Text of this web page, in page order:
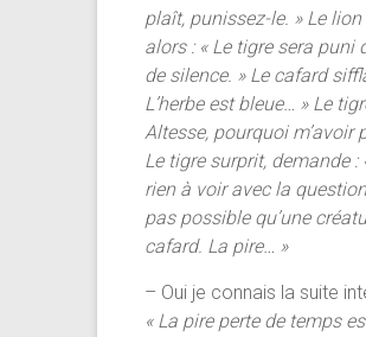
plaît, punissez-le. » Le
alors : « Le tigre sera puni
de silence. » Le cafard
L’herbe est bleue… » Le
Altesse, pourquoi m’avoir
Le tigre surprit, demande :
rien à voir avec la
pas possible qu’une
cafard. La pire… »
– Oui je connais la suite
« La pire perte de temps